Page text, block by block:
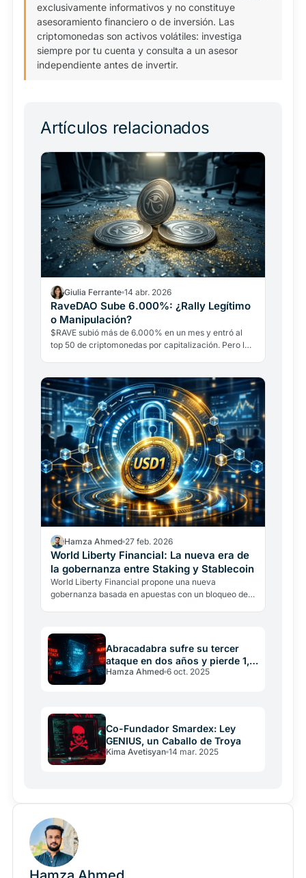
exclusivamente informativos y no constituye
asesoramiento financiero o de inversión. Las
criptomonedas son activos volátiles: investiga
siempre por tu cuenta y consulta a un asesor
independiente antes de invertir.
Artículos relacionados
Giulia Ferrante 14 abr. 2026
RaveDAO Sube 6.000%: ¿Rally Legítimo
o Manipulación?
$RAVE subió más de 6.000% en un mes y entró al
top 50 de criptomonedas por capitalización. Pero los
Hamza Ahmed 27 feb. 2026
World Liberty Financial: La nueva era de
la gobernanza entre Staking y Stablecoin
World Liberty Financial propone una nueva
gobernanza basada en apuestas con un bloqueo de
Abracadabra sufre su tercer
ataque en dos años y pierde 1,7
millones de dólares.
Hamza Ahmed 6 oct. 2025
Co-Fundador Smardex: Ley
GENIUS, un Caballo de Troya
Kima Avetisyan 14 mar. 2025